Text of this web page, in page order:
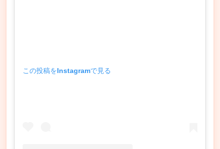
この投稿をInstagramで見る